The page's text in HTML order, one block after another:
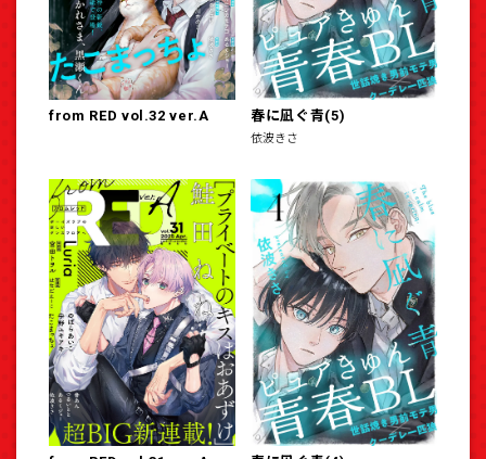
from RED vol.32 ver.A 春に凪ぐ青(5)
依波きさ